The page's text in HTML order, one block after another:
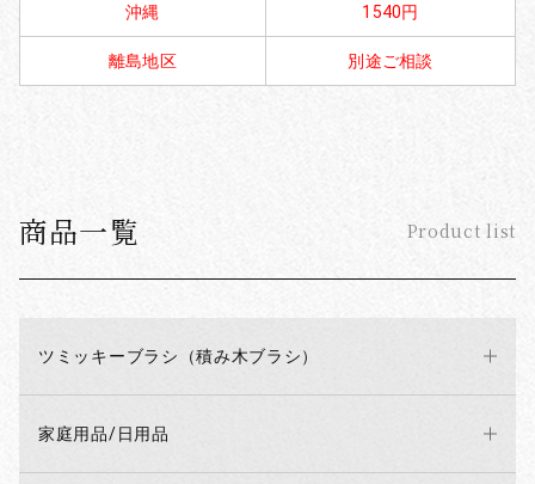
商品一覧 Product list
ツミッキーブラシ（積み木ブラシ）
家庭用品/日用品
沖縄 1540円
離島地区 別途ご相談